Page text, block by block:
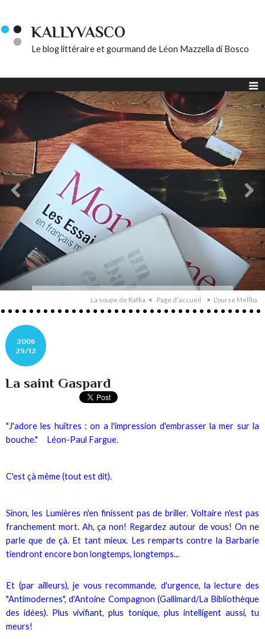
KALLYVASCO
Le blog littéraire et gourmand de Léon Mazzella di Bosco
La soupe de Kafka Page d'accueil L'ourse Mellba
2006
29/12
La saint Gaspard
"J'adore les huîtres : on a l'impression d'embrasser la mer sur la
bouche." Léon-Paul Fargue.
C'est çà même (tout est dit).
Sinon, les Lumières n'en finissent pas de briller. Voltaire n'est pas
franchement mort. Ah, ça non! Regardez autour de vous! On ne
parle que de çà. Et tant mieux. Les remparts contre la Barbarie
tiendront encore bon longtemps, longtemps...
Et (par ailleurs), je vous recommande, d'urgence, la lecture des
"Antimodernes", d'Antoine Compagnon (Gallimard/La Bibliothèque
des idées). Plus vivifiant, plus tonique, plus intelligent aussi, tu
meurs!